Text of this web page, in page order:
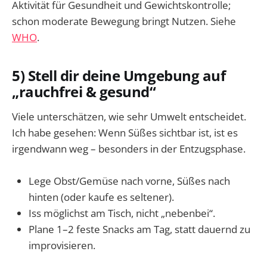
Aktivität für Gesundheit und Gewichtskontrolle;
schon moderate Bewegung bringt Nutzen. Siehe
WHO.
5) Stell dir deine Umgebung auf
„rauchfrei & gesund“
Viele unterschätzen, wie sehr Umwelt entscheidet.
Ich habe gesehen: Wenn Süßes sichtbar ist, ist es
irgendwann weg – besonders in der Entzugsphase.
Lege Obst/Gemüse nach vorne, Süßes nach
hinten (oder kaufe es seltener).
Iss möglichst am Tisch, nicht „nebenbei“.
Plane 1–2 feste Snacks am Tag, statt dauernd zu
improvisieren.